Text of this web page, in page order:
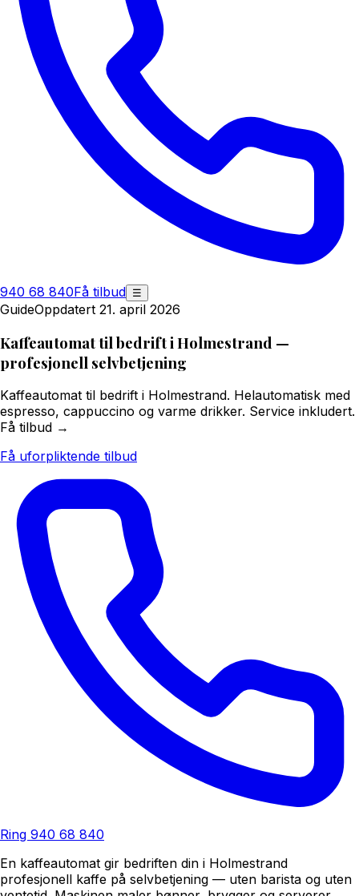
940 68 840Få tilbud ☰
GuideOppdatert 21. april 2026
Kaffeautomat til bedrift i Holmestrand —
profesjonell selvbetjening
Kaffeautomat til bedrift i Holmestrand. Helautomatisk med
espresso, cappuccino og varme drikker. Service inkludert.
Få tilbud →
Få uforpliktende tilbud
Ring 940 68 840
En kaffeautomat gir bedriften din i Holmestrand
profesjonell kaffe på selvbetjening — uten barista og uten